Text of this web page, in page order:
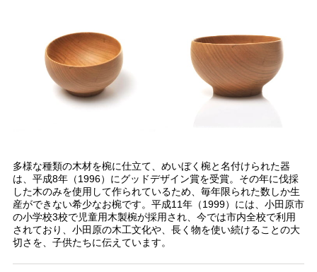
多様な種類の木材を椀に仕立て、めいぼく椀と名付けられた器
は、平成8年（1996）にグッドデザイン賞を受賞。その年に伐採
した木のみを使用して作られているため、毎年限られた数しか生
産ができない希少なお椀です。平成11年（1999）には、小田原市
の小学校3校で児童用木製椀が採用され、今では市内全校で利用
されており、小田原の木工文化や、長く物を使い続けることの大
切さを、子供たちに伝えています。